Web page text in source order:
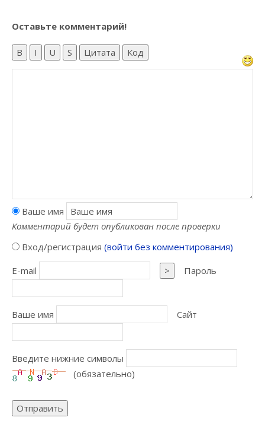
Оставьте комментарий!
B I U S Цитата Код
Ваше имя
Комментарий будет опубликован после проверки
Вход/регистрация (войти без комментирования)
E-mail
> Пароль
Ваше имя Сайт
Введите нижние символы
(обязательно)
Отправить